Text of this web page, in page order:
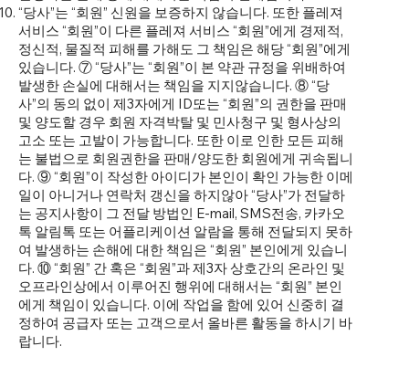
“당사”는 “회원” 신원을 보증하지 않습니다. 또한 플레져
서비스 “회원”이 다른 플레져 서비스 “회원”에게 경제적,
정신적, 물질적 피해를 가해도 그 책임은 해당 “회원”에게
있습니다. ⑦ “당사”는 “회원”이 본 약관 규정을 위배하여
발생한 손실에 대해서는 책임을 지지않습니다. ⑧ “당
사”의 동의 없이 제3자에게 ID또는 “회원”의 권한을 판매
및 양도할 경우 회원 자격박탈 및 민사청구 및 형사상의
고소 또는 고발이 가능합니다. 또한 이로 인한 모든 피해
는 불법으로 회원권한을 판매/양도한 회원에게 귀속됩니
다. ⑨ “회원”이 작성한 아이디가 본인이 확인 가능한 이메
일이 아니거나 연락처 갱신을 하지않아 “당사”가 전달하
는 공지사항이 그 전달 방법인 E-mail, SMS전송, 카카오
톡 알림톡 또는 어플리케이션 알람을 통해 전달되지 못하
여 발생하는 손해에 대한 책임은 “회원” 본인에게 있습니
다. ⑩ “회원” 간 혹은 “회원”과 제3자 상호간의 온라인 및
오프라인상에서 이루어진 행위에 대해서는 “회원” 본인
에게 책임이 있습니다. 이에 작업을 함에 있어 신중히 결
정하여 공급자 또는 고객으로서 올바른 활동을 하시기 바
랍니다.